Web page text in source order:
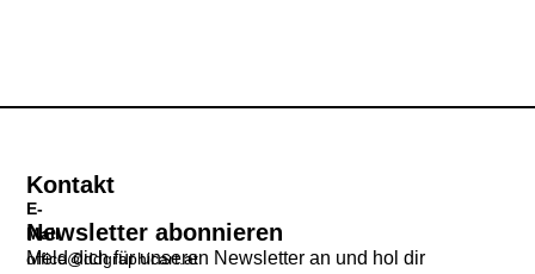
Kontakt
E-
Mail
office@ddgraphicart.at
Newsletter abonnieren
Meld dich für unseren Newsletter an und hol dir